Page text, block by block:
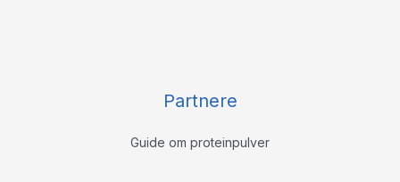
Partnere
Guide om proteinpulver